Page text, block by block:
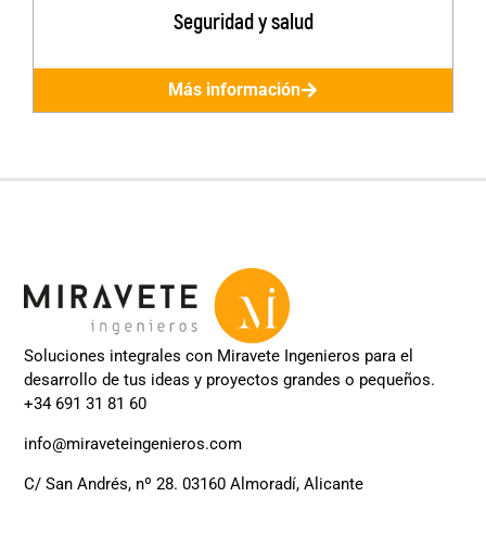
Seguridad y salud
Más información
Soluciones integrales con Miravete Ingenieros para el
desarrollo de tus ideas y proyectos grandes o pequeños.
+34 691 31 81 60
info@miraveteingenieros.com
C/ San Andrés, nº 28. 03160 Almoradí, Alicante